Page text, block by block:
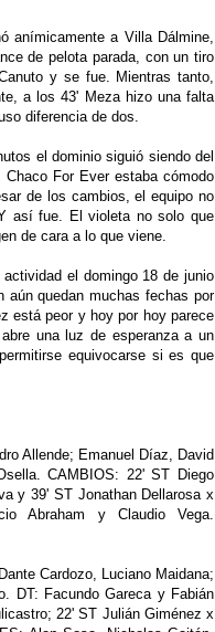
anímicamente a Villa Dálmine,
de pelota parada, con un tiro
y se fue. Mientras tanto,
a los 43' Meza hizo una falta
diferencia de dos.
el dominio siguió siendo del
For Ever estaba cómodo
de los cambios, el equipo no
así fue. El violeta no solo que
de cara a lo que viene.
el domingo 18 de junio
quedan muchas fechas por
está peor y hoy por hoy parece
una luz de esperanza a un
equivocarse si es que
Allende; Emanuel Díaz, David
CAMBIOS: 22' ST Diego
y 39' ST Jonathan Dellarosa x
Abraham y Claudio Vega.
Cardozo, Luciano Maidana;
DT: Facundo Gareca y Fabián
22' ST Julián Giménez x